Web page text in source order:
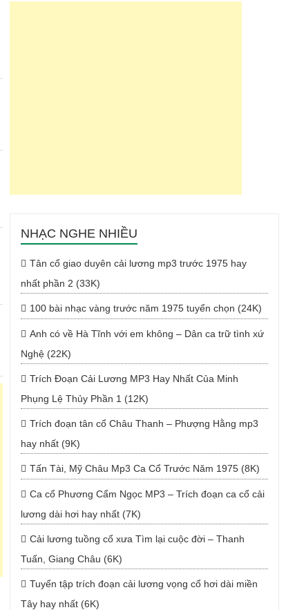
NHẠC NGHE NHIỀU
Tân cổ giao duyên cải lương mp3 trước 1975 hay
nhất phần 2 (33K)
100 bài nhạc vàng trước năm 1975 tuyển chọn (24K)
Anh có về Hà Tĩnh với em không – Dân ca trữ tình xứ
Nghệ (22K)
Trích Đoạn Cải Lương MP3 Hay Nhất Của Minh
Phụng Lệ Thủy Phần 1 (12K)
Trích đoạn tân cổ Châu Thanh – Phượng Hằng mp3
hay nhất (9K)
Tấn Tài, Mỹ Châu Mp3 Ca Cổ Trước Năm 1975 (8K)
Ca cổ Phương Cẩm Ngọc MP3 – Trích đoạn ca cổ cải
lương dài hơi hay nhất (7K)
Cải lương tuồng cổ xưa Tìm lại cuộc đời – Thanh
Tuấn, Giang Châu (6K)
Tuyển tập trích đoạn cải lương vọng cổ hơi dài miền
Tây hay nhất (6K)